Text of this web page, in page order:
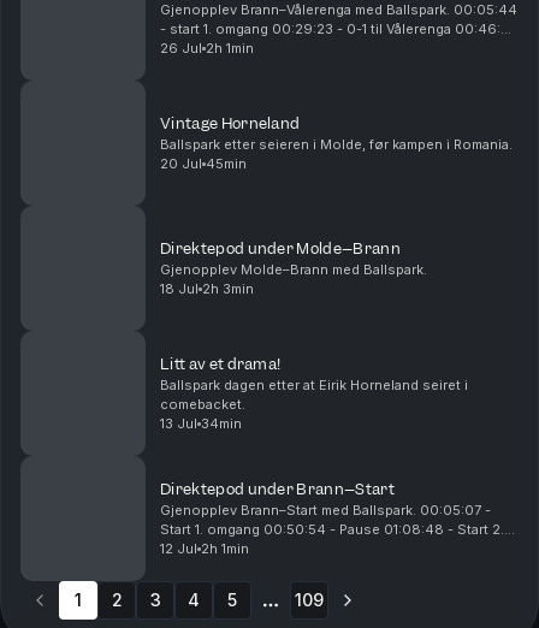
Gjenopplev Brann–Vålerenga med Ballspark. 00:05:44
- start 1. omgang 00:29:23 - 0-1 til Vålerenga 00:46:25
- 0-2 til Vålerenga 00:54:26 - 0-3 til Vålerenga
26 Jul 2h 1min
Vintage Horneland
Ballspark etter seieren i Molde, før kampen i Romania.
20 Jul 45min
Direktepod under Molde–Brann
Gjenopplev Molde–Brann med Ballspark.
18 Jul 2h 3min
Litt av et drama!
Ballspark dagen etter at Eirik Horneland seiret i
comebacket.
13 Jul 34min
Direktepod under Brann–Start
Gjenopplev Brann–Start med Ballspark. 00:05:07 -
Start 1. omgang 00:50:54 - Pause 01:08:48 - Start 2.
omgang 01:16:04 - 0-1 til Start 01:31:20 - 1-1 til Brann
12 Jul 2h 1min
1 2 3 4 5 109